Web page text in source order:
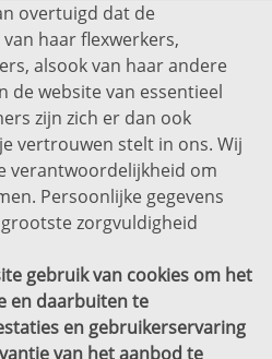
301
overtuigd dat de
haar flexwerkers,
alsook van haar andere
de website van essentieel
zijn zich er dan ook
vertrouwen stelt in ons. Wij
verantwoordelijkheid om
Persoonlijke gegevens
zorgvuldigheid
gebruik van cookies om het
en daarbuiten te
en gebruikerservaring
van het aanbod te